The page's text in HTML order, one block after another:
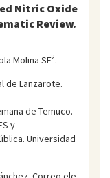
Nitric Oxide
Review.
Molina SF2.
de Lanzarote.
de Temuco.
y
Universidad